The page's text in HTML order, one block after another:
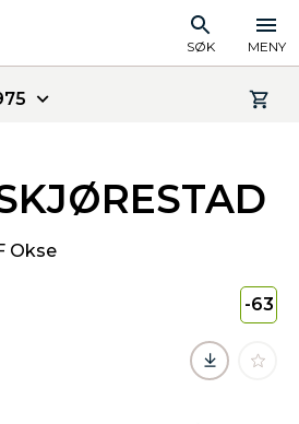
SØK MENY
Okse
-63